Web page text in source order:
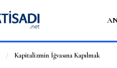
/ Kapitalizmin İğvasına Kapılmak